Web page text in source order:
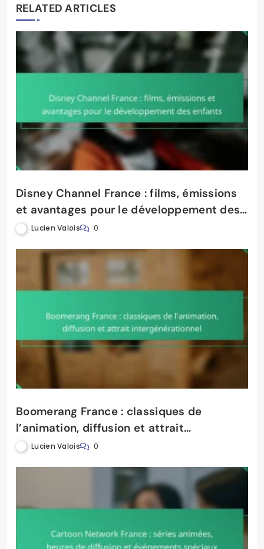
RELATED ARTICLES
Disney Channel France : films, émissions
et avantages pour le développement des
enfants
Lucien Valois 0
Boomerang France : classiques de
l’animation, diffusion et attrait
intergénérationnel
Lucien Valois 0